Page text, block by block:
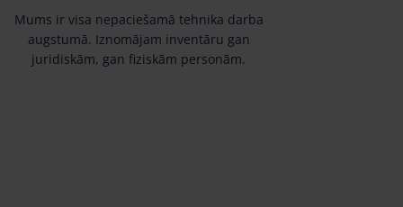
Mums ir visa nepaciešamā tehnika darba
augstumā. Iznomājam inventāru gan
juridiskām, gan fiziskām personām.